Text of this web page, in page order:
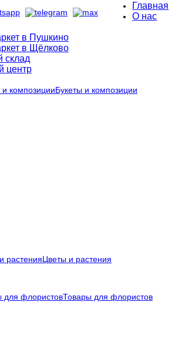
Главная
О нас
в Пушкино
в Щёлково
склад
центр
Букеты и композиции
Цветы и растения
Товары для флористов